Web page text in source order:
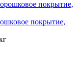
покрытие,